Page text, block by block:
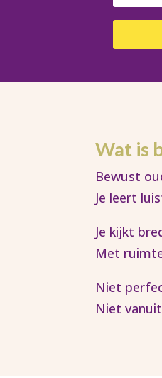
Wat is
Bewust
Je leert
Je kijkt
Met
Niet
Niet